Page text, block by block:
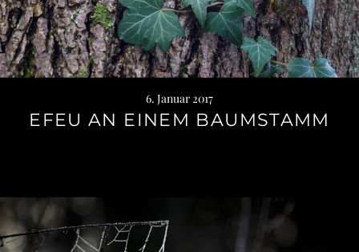
6. Januar 2017
EFEU AN EINEM BAUMSTAMM